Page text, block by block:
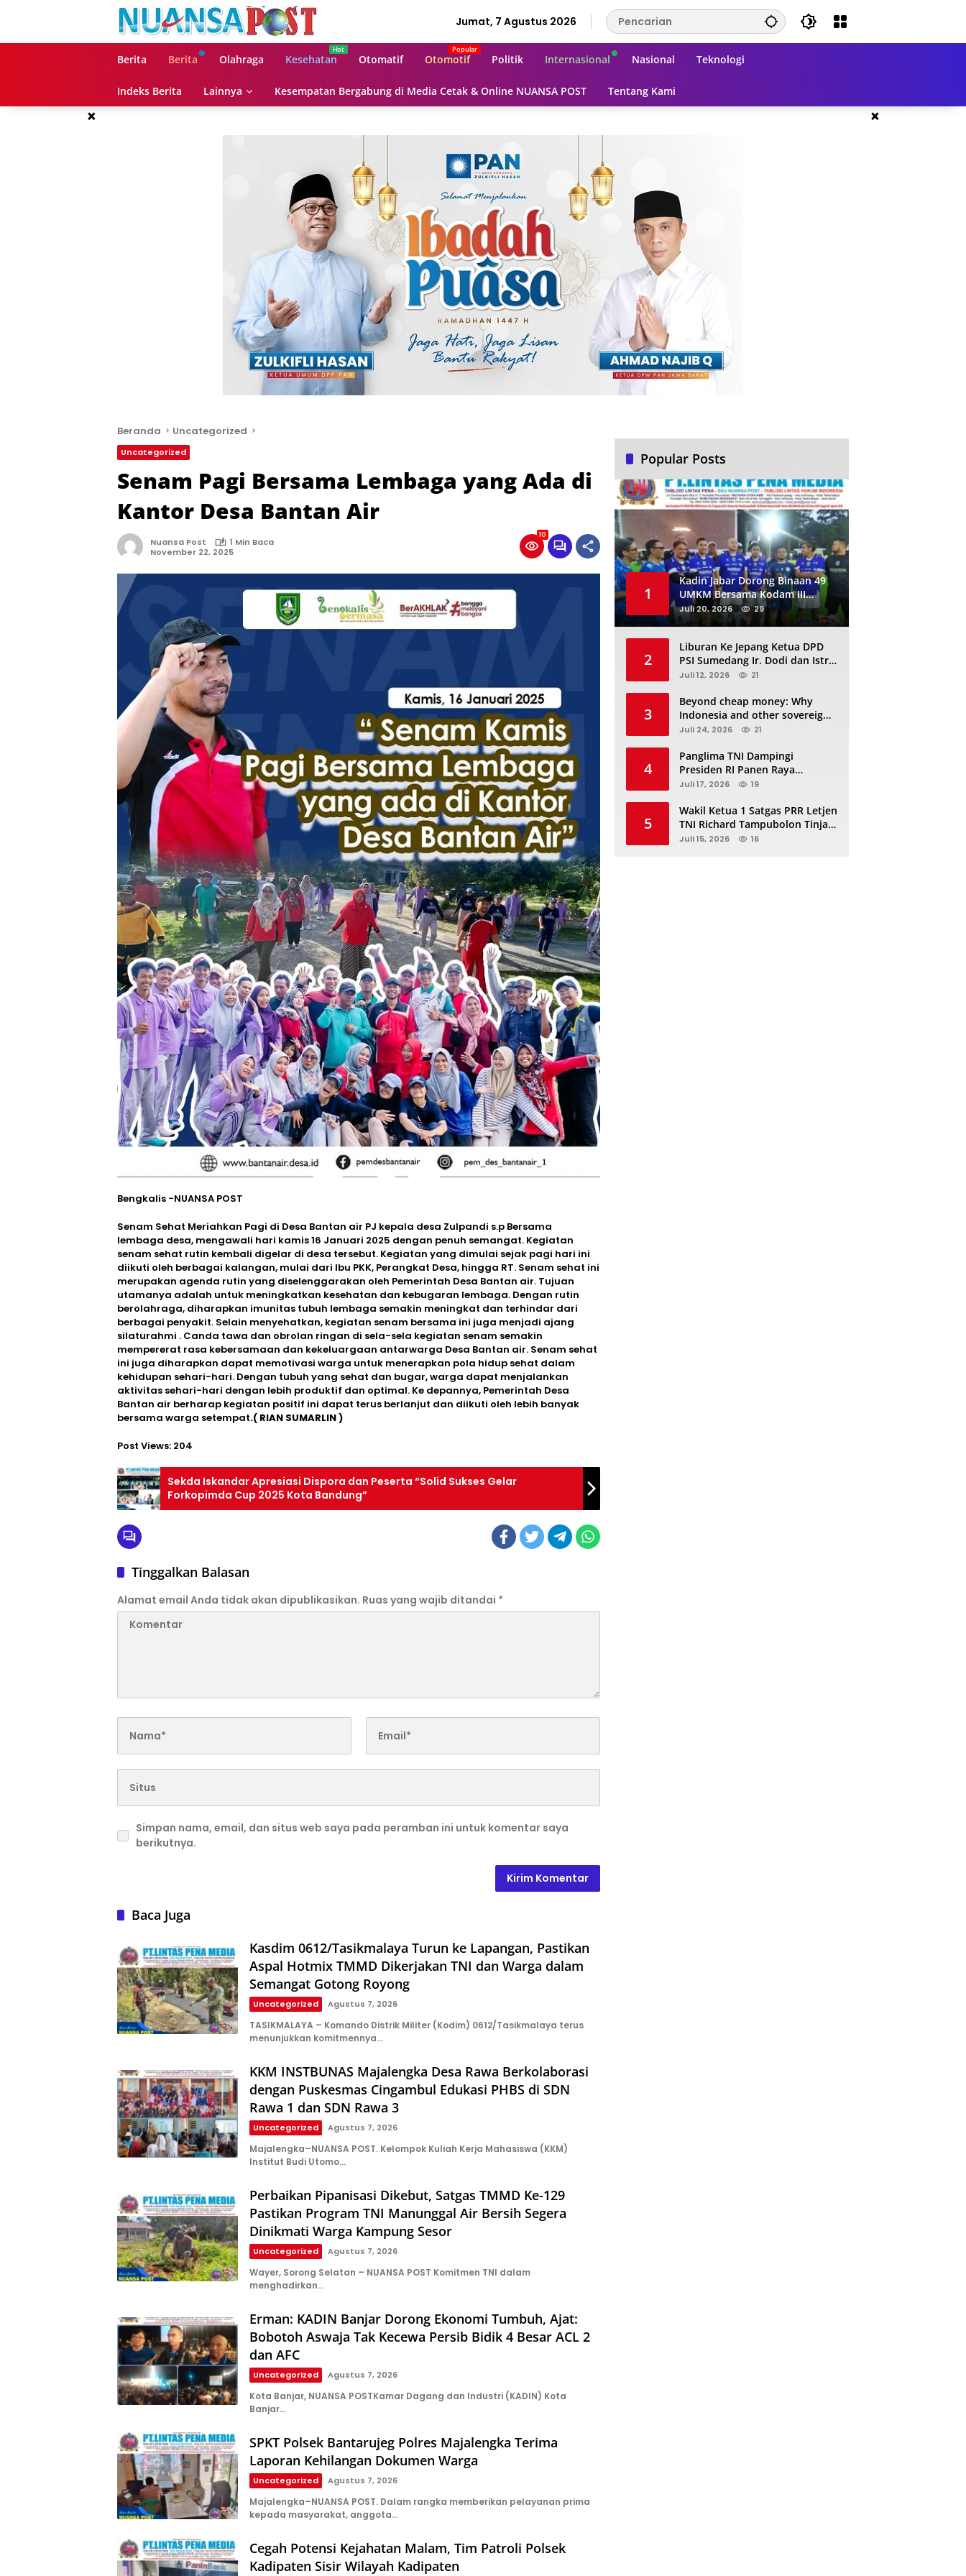
Jumat, 7 Agustus 2026
Berita Berita Olahraga Kesehatan Otomatif Otomotif Politik Internasional Nasional Teknologi
Indeks Berita Lainnya Kesempatan Bergabung di Media Cetak & Online NUANSA POST Tentang Kami
× ×
Beranda Uncategorized
Uncategorized
Senam Pagi Bersama Lembaga yang Ada di
Kantor Desa Bantan Air
Nuansa Post
1 Min Baca
November 22, 2025
10
Bengkalis -NUANSA POST
Senam Sehat Meriahkan Pagi di Desa Bantan air PJ kepala desa Zulpandi s.p Bersama
lembaga desa, mengawali hari kamis 16 Januari 2025 dengan penuh semangat. Kegiatan
senam sehat rutin kembali digelar di desa tersebut. Kegiatan yang dimulai sejak pagi hari ini
diikuti oleh berbagai kalangan, mulai dari Ibu PKK, Perangkat Desa, hingga RT. Senam sehat ini
merupakan agenda rutin yang diselenggarakan oleh Pemerintah Desa Bantan air. Tujuan
utamanya adalah untuk meningkatkan kesehatan dan kebugaran lembaga. Dengan rutin
berolahraga, diharapkan imunitas tubuh lembaga semakin meningkat dan terhindar dari
berbagai penyakit. Selain menyehatkan, kegiatan senam bersama ini juga menjadi ajang
silaturahmi . Canda tawa dan obrolan ringan di sela-sela kegiatan senam semakin
mempererat rasa kebersamaan dan kekeluargaan antarwarga Desa Bantan air. Senam sehat
ini juga diharapkan dapat memotivasi warga untuk menerapkan pola hidup sehat dalam
kehidupan sehari-hari. Dengan tubuh yang sehat dan bugar, warga dapat menjalankan
aktivitas sehari-hari dengan lebih produktif dan optimal. Ke depannya, Pemerintah Desa
Bantan air berharap kegiatan positif ini dapat terus berlanjut dan diikuti oleh lebih banyak
bersama warga setempat.( RIAN SUMARLIN )
Post Views: 204
Sekda Iskandar Apresiasi Dispora dan Peserta “Solid Sukses Gelar
Forkopimda Cup 2025 Kota Bandung”
Tinggalkan Balasan
Alamat email Anda tidak akan dipublikasikan. Ruas yang wajib ditandai *
Simpan nama, email, dan situs web saya pada peramban ini untuk komentar saya
berikutnya.
Baca Juga
Kasdim 0612/Tasikmalaya Turun ke Lapangan, Pastikan
Aspal Hotmix TMMD Dikerjakan TNI dan Warga dalam
Semangat Gotong Royong
Uncategorized Agustus 7, 2026
TASIKMALAYA – Komando Distrik Militer (Kodim) 0612/Tasikmalaya terus
menunjukkan komitmennya…
KKM INSTBUNAS Majalengka Desa Rawa Berkolaborasi
dengan Puskesmas Cingambul Edukasi PHBS di SDN
Rawa 1 dan SDN Rawa 3
Uncategorized Agustus 7, 2026
Majalengka–NUANSA POST. Kelompok Kuliah Kerja Mahasiswa (KKM)
Institut Budi Utomo…
Perbaikan Pipanisasi Dikebut, Satgas TMMD Ke-129
Pastikan Program TNI Manunggal Air Bersih Segera
Dinikmati Warga Kampung Sesor
Uncategorized Agustus 7, 2026
Wayer, Sorong Selatan – NUANSA POST Komitmen TNI dalam
menghadirkan…
Erman: KADIN Banjar Dorong Ekonomi Tumbuh, Ajat:
Bobotoh Aswaja Tak Kecewa Persib Bidik 4 Besar ACL 2
dan AFC
Uncategorized Agustus 7, 2026
Kota Banjar, NUANSA POSTKamar Dagang dan Industri (KADIN) Kota
Banjar…
SPKT Polsek Bantarujeg Polres Majalengka Terima
Laporan Kehilangan Dokumen Warga
Uncategorized Agustus 7, 2026
Majalengka–NUANSA POST. Dalam rangka memberikan pelayanan prima
kepada masyarakat, anggota…
Cegah Potensi Kejahatan Malam, Tim Patroli Polsek
Kadipaten Sisir Wilayah Kadipaten
Popular Posts
1
Kadin Jabar Dorong Binaan 49
UMKM Bersama Kodam III
Siliwangi Sambil Nobar Final
Piala Dunia, Akan Ada Investor
Juli 20, 2026 29
2
Liburan Ke Jepang Ketua DPD
PSI Sumedang Ir. Dodi dan Istri
Kibarkan Bendera PSI “Jangan
Juli 12, 2026 21
3
Beyond cheap money: Why
Indonesia and other sovereigns
are turning to panda bonds
Juli 24, 2026 21
4
Panglima TNI Dampingi
Presiden RI Panen Raya
Terpadu TNI, Perkuat
Juli 17, 2026 19
5
Wakil Ketua 1 Satgas PRR Letjen
TNI Richard Tampubolon Tinjau
Padang Sidimpuan dan
Juli 15, 2026 16